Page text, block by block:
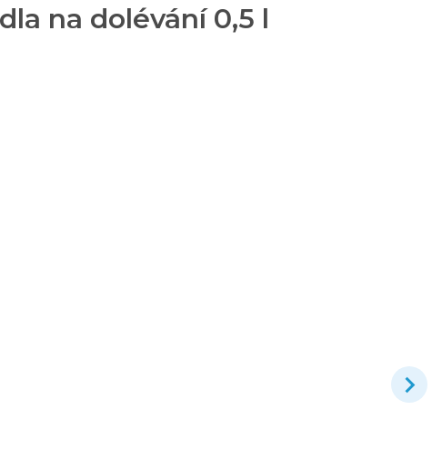
na dolévání 0,5 l